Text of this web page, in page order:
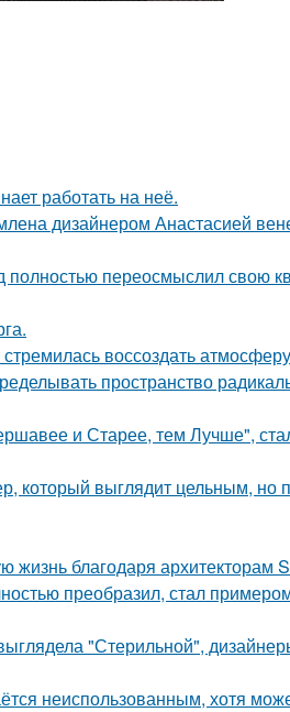
работать на неё.
дизайнером Анастасией
полностью переосмыслил свою
воссоздать
пространство
и Старее, тем Лучше",
который выглядит цельным, но
благодаря архитекторам
преобразил, стал
"Стерильной",
неиспользованным, хотя